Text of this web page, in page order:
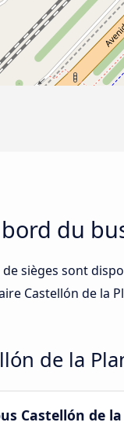
du
sièges sont
Castellón de la
de la
Castellón de